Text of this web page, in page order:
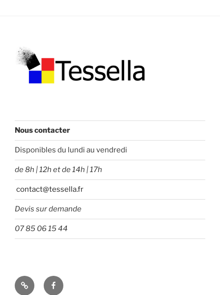
Nous contacter
Disponibles du lundi au vendredi
de 8h | 12h et de 14h | 17h
contact@tessella.fr
Devis sur demande
07 85 06 15 44
Tessella Facebook